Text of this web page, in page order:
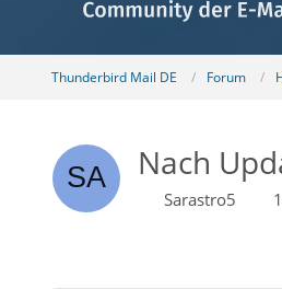
Thunderbird Mail DE Forum
Nach
Sarastro5